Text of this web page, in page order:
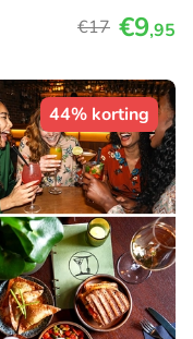
€17 €9,95
44% korting